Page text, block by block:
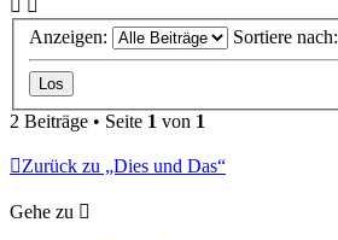
Anzeigen: Sortiere nach:
2 Beiträge • Seite 1 von 1
Zurück zu „Dies und Das“
Gehe zu